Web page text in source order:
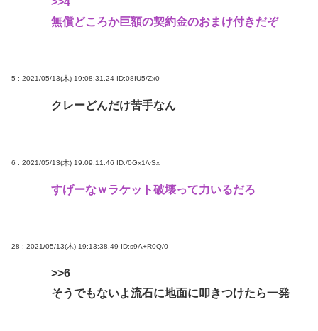
無償どころか巨額の契約金のおまけ付きだぞ
5 : 2021/05/13(木) 19:08:31.24 ID:08IU5/Zx0
クレーどんだけ苦手なん
6 : 2021/05/13(木) 19:09:11.46 ID:/0Gx1/vSx
すげーなｗラケット破壊って力いるだろ
28 : 2021/05/13(木) 19:13:38.49 ID:s9A+R0Q/0
>>6
そうでもないよ流石に地面に叩きつけたら一発